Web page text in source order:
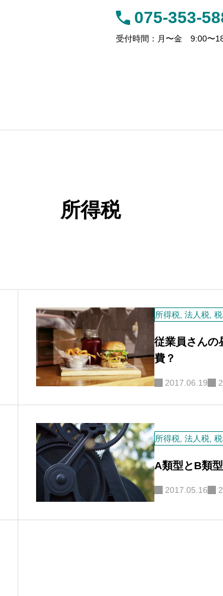
075-353-
受付時間：月〜金 9:00〜
【新リース会計基準】残価保証付リ
ースの法人税と消費税、処理の違い
所得税
所得税 法人税
従業員さんの
費？
2017.06.19
所得税 法人税
A類型とB類型
2017.05.16